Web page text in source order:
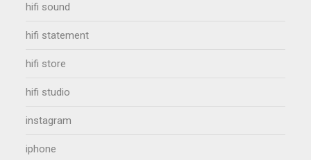
hifi sound
hifi statement
hifi store
hifi studio
instagram
iphone